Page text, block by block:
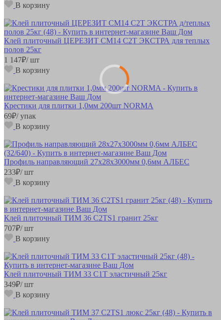
В корзину
Клей плиточный ЦЕРЕЗИТ СМ14 C2T ЭКСТРА для теплых
полов 25кг
1 147₽/ шт
В корзину
Крестики для плитки 1,0мм 200шт NORMA
69₽/ упак
В корзину
Профиль направляющий 27х28х3000мм 0,6мм АЛБЕС
233₽/ шт
В корзину
Клей плиточный ТИМ 36 С2ТS1 гранит 25кг
707₽/ шт
В корзину
Клей плиточный ТИМ 33 С1Т эластичный 25кг
349₽/ шт
В корзину